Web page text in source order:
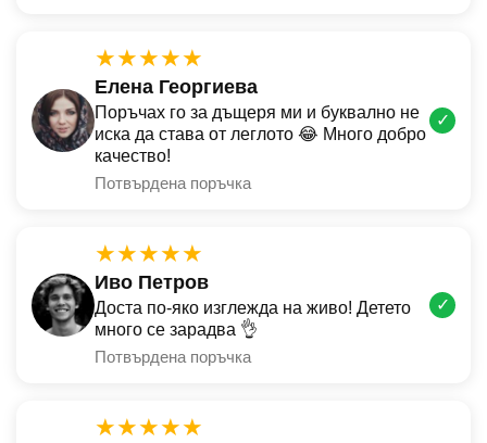
★★★★★
Елена Георгиева
Поръчах го за дъщеря ми и буквално не
иска да става от леглото 😂 Много добро
качество!
Потвърдена поръчка
✓
★★★★★
Иво Петров
Доста по-яко изглежда на живо! Детето
много се зарадва 👌
Потвърдена поръчка
✓
★★★★★